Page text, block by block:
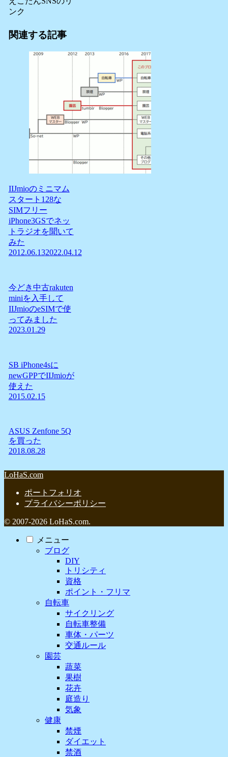
ンク
関連する記事
IIJmioのミニマム
スタート128な
SIMフリー
iPhone3GSでネッ
トラジオを聞いて
みた
2012.06.132022.04.12
今どき中古rakuten
miniを入手して
IIJmioのeSIMで使
ってみました
2023.01.29
SB iPhone4sに
newGPPでIIJmioが
使えた
2015.02.15
ASUS Zenfone 5Q
を買った
2018.08.28
LoHaS.com
ポートフォリオ
プライバシーポリシー
© 2007-2026 LoHaS.com.
メニュー
ブログ
DIY
トリシティ
資格
ポイント・フリマ
自転車
サイクリング
自転車整備
車体・パーツ
交通ルール
園芸
蔬菜
果樹
花卉
庭造り
気象
健康
禁煙
ダイエット
禁酒